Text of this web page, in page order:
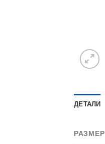
ДЕТАЛИ
РАЗМЕР